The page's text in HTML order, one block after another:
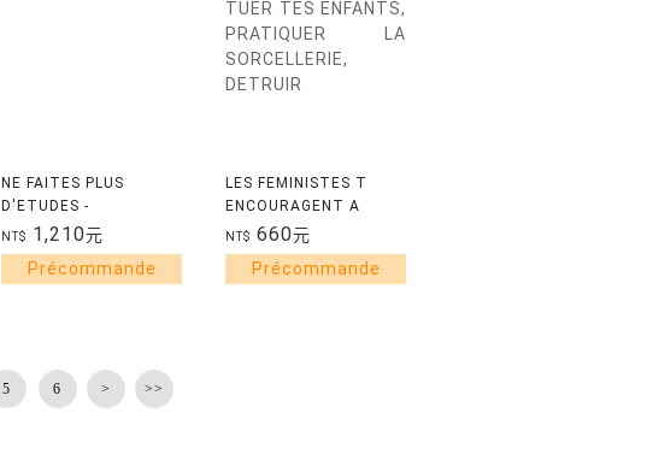
NE FAITES PLUS
D'ETUDES -
APPRENDRE
AUTREMENT A L'ERE
DE L'IA
NT$ 1,210元
LES FEMINISTES T
ENCOURAGENT A
QUITTER TON MARI,
TUER TES ENFANTS,
PRATIQUER LA
NT$ 660元
5 6 > >>